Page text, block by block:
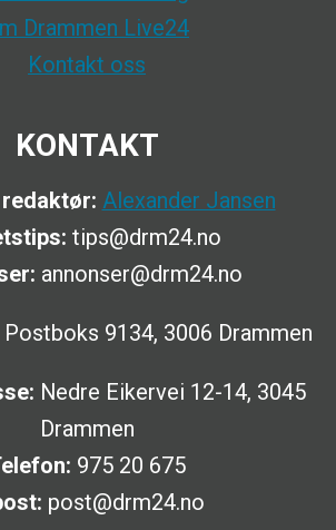
Drammen Live24
Kontakt oss
KONTAKT
Alexander Jansen
tips@drm24.no
annonser@drm24.no
Postboks 9134, 3006 Drammen
Nedre Eikervei 12-14, 3045
Drammen
975 20 675
post@drm24.no